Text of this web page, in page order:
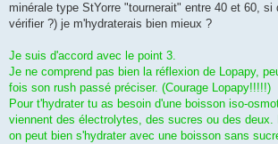
minérale type StYorre "tournerait" entre 40 et 60, si
vérifier ?) je m'hydraterais bien mieux ?
Je suis d'accord avec le point 3.
Je ne comprend pas bien la réflexion de Lopapy,
fois son rush passé préciser. (Courage Lopapy!!!!!)
Pour t'hydrater tu as besoin d'une boisson iso-
viennent des électrolytes, des sucres ou des deux.
on peut bien s'hydrater avec une boisson sans